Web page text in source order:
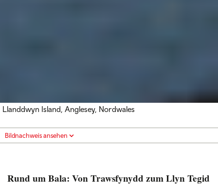
Llanddwyn Island, Anglesey, Nordwales
Bildnachweis ansehen
Rund um Bala: Von Trawsfynydd zum Llyn Tegid